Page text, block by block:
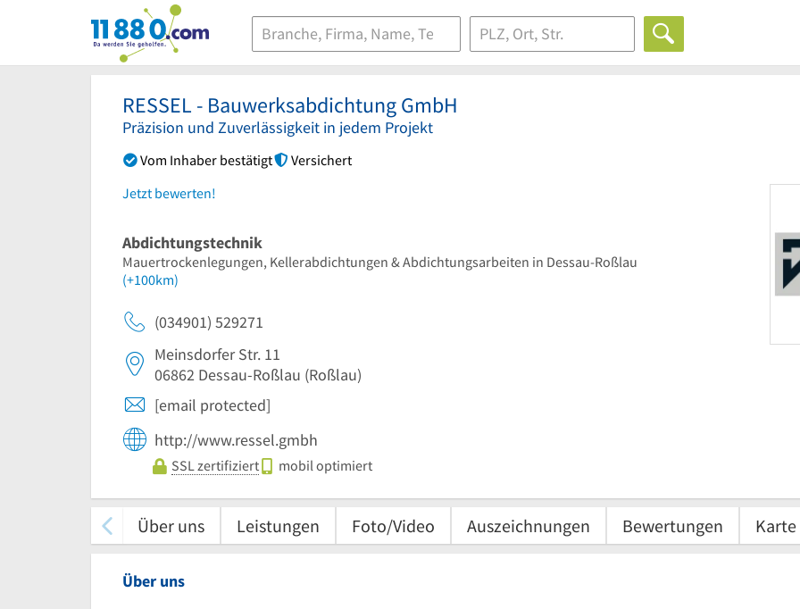
11880.com
RESSEL - Bauwerksabdichtung GmbH
Präzision und Zuverlässigkeit in jedem Projekt
Vom Inhaber bestätigt
Versichert
Jetzt bewerten!
Abdichtungstechnik
Mauertrockenlegungen, Kellerabdichtungen & Abdichtungsarbeiten in Dessau-Roßlau
(+100km)
(034901) 529271
Meinsdorfer Str. 11
06862 Dessau-Roßlau (Roßlau)
[email protected]
http://www.ressel.gmbh
SSL zertifiziert mobil optimiert
Über uns Leistungen Foto/Video Auszeichnungen Bewertungen
Über uns